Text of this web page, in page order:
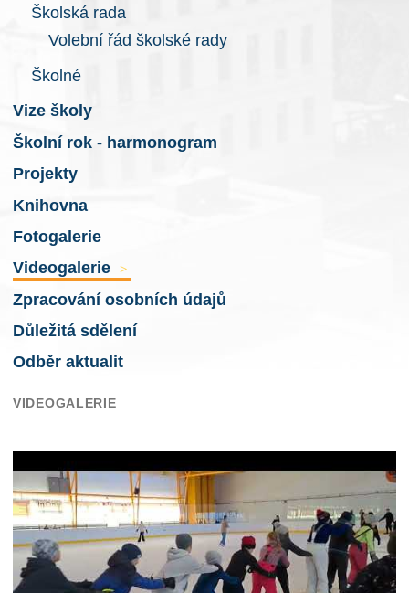
Školská rada
Volební řád školské rady
Školné
Vize školy
Školní rok - harmonogram
Projekty
Knihovna
Fotogalerie
Videogalerie
>
Zpracování osobních údajů
Důležitá sdělení
Odběr aktualit
VIDEOGALERIE